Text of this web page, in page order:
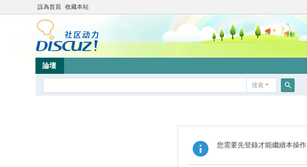
設為首頁 收藏本站
論壇
搜索
您需要先登錄才能繼續本操作